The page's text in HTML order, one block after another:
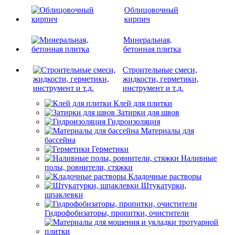
Облицовочный
кирпич
Минеральная,
бетонная плитка
Строительные смеси,
жидкости, герметики,
инструмент и т.д.
Клей для плитки
Затирки для швов
Гидроизоляция
Материалы для
бассейна
Герметики
Наливные
полы, ровнители, стяжки
Кладочные растворы
Штукатурки,
шпаклевки
Гидрофобизаторы, пропитки, очистители